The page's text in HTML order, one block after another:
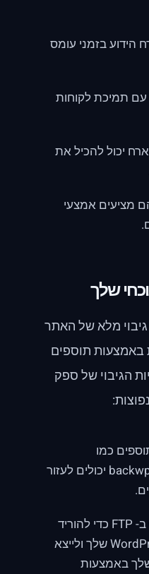
הידוע בזמני עומס
תמיכת לקוחות
יכול להכיל את
מציעים אמצעי
גיבוי מלא של האתר
באמצעות תוספים
הגיבוי של ספק
כמו
updraftplus או backwpup יכולים לעזור
השתמש ב- FTP כדי להוריד
את כל ספריית WordPress שלך ולייצא
באמצעות